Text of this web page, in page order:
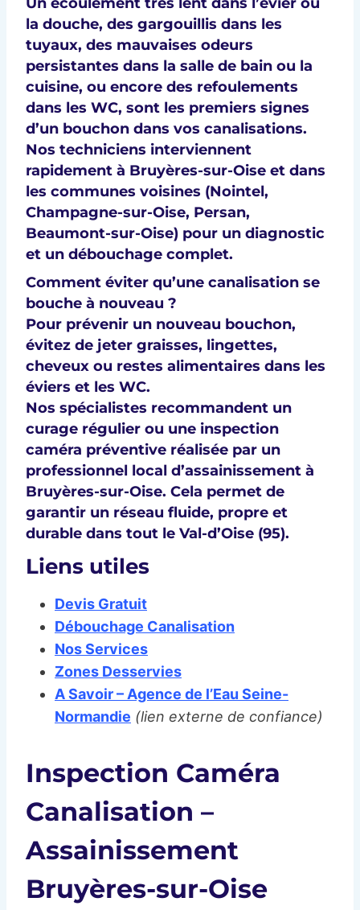
la douche, des gargouillis dans les
tuyaux, des mauvaises odeurs
persistantes dans la salle de bain ou la
cuisine, ou encore des refoulements
dans les WC, sont les premiers signes
d’un bouchon dans vos canalisations.
Nos techniciens interviennent
rapidement à Bruyères-sur-Oise et dans
les communes voisines (Nointel,
Champagne-sur-Oise, Persan,
Beaumont-sur-Oise) pour un diagnostic
et un débouchage complet.
Comment éviter qu’une canalisation se
bouche à nouveau ?
Pour prévenir un nouveau bouchon,
évitez de jeter graisses, lingettes,
cheveux ou restes alimentaires dans les
éviers et les WC.
Nos spécialistes recommandent un
curage régulier ou une inspection
caméra préventive réalisée par un
professionnel local d’assainissement à
Bruyères-sur-Oise. Cela permet de
garantir un réseau fluide, propre et
durable dans tout le Val-d’Oise (95).
Liens utiles
Devis Gratuit
Débouchage Canalisation
Nos Services
Zones Desservies
A Savoir – Agence de l’Eau Seine-
Normandie (lien externe de confiance)
Inspection Caméra
Canalisation –
Assainissement
Bruyères-sur-Oise